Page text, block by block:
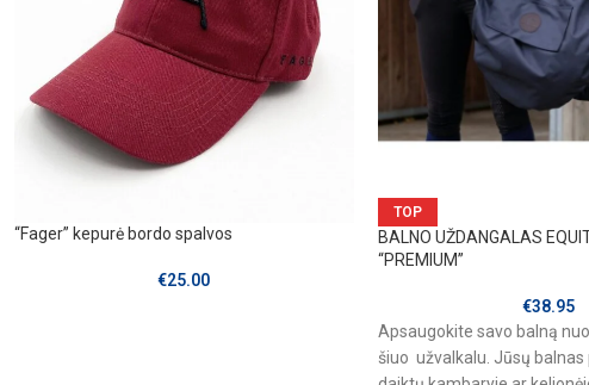
“Fager” kepurė bordo spalvos
€25.00
TOP
BALNO UŽDANGALAS
“PREMIUM”
€38.95
Apsaugokite savo balną
šiuo užvalkalu. Jūsų balnas